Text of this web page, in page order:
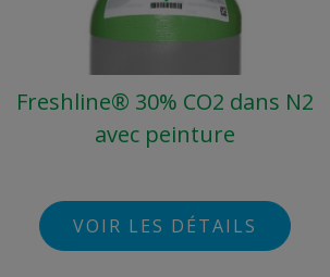
Freshline® 30% CO2 dans N2
avec peinture
VOIR LES DÉTAILS